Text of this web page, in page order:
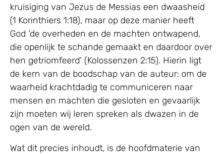
kruisiging van Jezus de Messias een dwaasheid
(1 Korinthiers 1:18), maar op deze manier heeft
God ‘de overheden en de machten ontwapend,
die openlijk te schande gemaakt en daardoor over
hen getriomfeerd’ (Kolossenzen 2:15). Hierin ligt
de kern van de boodschap van de auteur: om de
waarheid krachtdadig te communiceren naar
mensen en machten die gesloten en gevaarlijk
zijn moeten wij leren spreken als dwazen in de
ogen van de wereld.
Wat dit precies inhoudt, is de hoofdmaterie van